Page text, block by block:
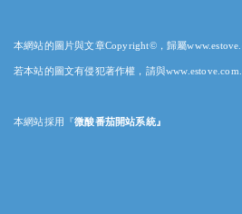
本網站的圖片與文章Copyright©，歸屬
若本站的圖文有侵犯著作權，請與
本網站採用 『微酸番茄開站系統』